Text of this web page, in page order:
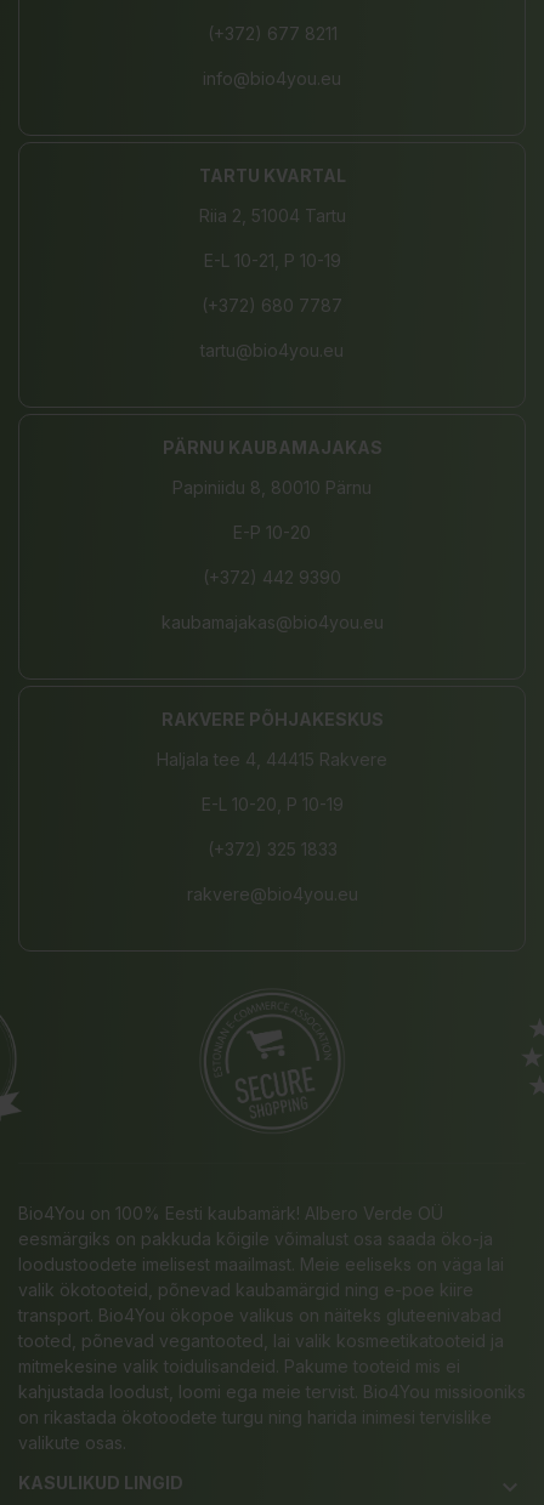
(+372) 677 8211
info@bio4you.eu
TARTU KVARTAL
Riia 2, 51004 Tartu
E-L 10-21, P 10-19
(+372) 680 7787
tartu@bio4you.eu
PÄRNU KAUBAMAJAKAS
Papiniidu 8, 80010 Pärnu
E-P 10-20
(+372) 442 9390
kaubamajakas@bio4you.eu
RAKVERE PÕHJAKESKUS
Haljala tee 4, 44415 Rakvere
E-L 10-20, P 10-19
(+372) 325 1833
rakvere@bio4you.eu
Bio4You on 100% Eesti kaubamärk! Albero Verde OÜ
eesmärgiks on pakkuda kõigile võimalust osa saada öko-ja
loodustoodete imelisest maailmast. Meie eeliseks on väga lai
valik ökotooteid, põnevad kaubamärgid ning e-poe kiire
transport. Bio4You ökopoe valikus on näiteks gluteenivabad
tooted, põnevad vegantooted, lai valik kosmeetikatooteid ja
mitmekesine valik toidulisandeid. Pakume tooteid mis ei
kahjustada loodust, loomi ega meie tervist. Bio4You missiooniks
on rikastada ökotoodete turgu ning harida inimesi tervislike
valikute osas.
KASULIKUD LINGID
keyboard_arrow_down